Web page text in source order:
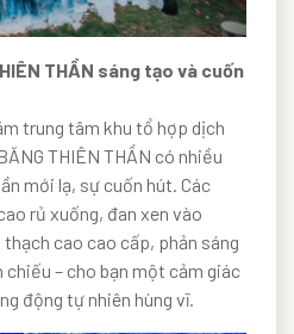
THẦN sáng tạo và cuốn
trung tâm khu tổ hợp dịch
THIÊN THẦN có nhiều
mới lạ, sự cuốn hút. Các
rủ xuống, đan xen vào
cao cao cấp, phản sáng
chiếu – cho bạn một cảm giác
động tự nhiên hùng vĩ.